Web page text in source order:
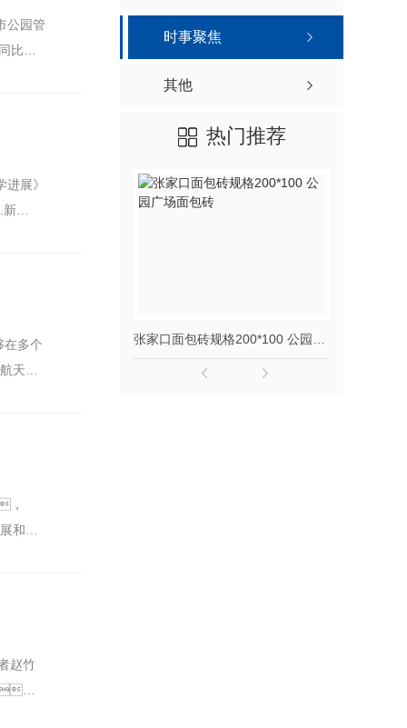
公园管
减
展》
…
多个
天
，
和社
赵竹
，
时事聚焦
其他
热门推荐